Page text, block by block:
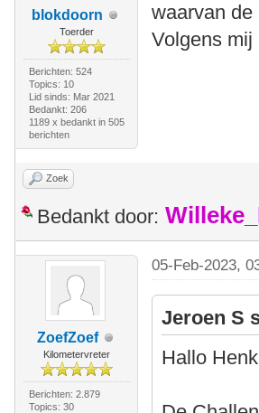
blokdoorn
Toerder
Berichten: 524
Topics: 10
Lid sinds: Mar 2021
Bedankt: 206
1189 x bedankt in 505
berichten
waarvan
Volgens mij
Zoek
Bedankt door:
ZoefZoef
Kilometervreter
Berichten: 2.879
Topics: 30
05-Feb-2023,
Jeroen S
Hallo